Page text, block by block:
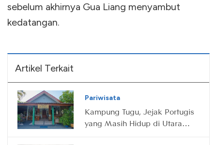
sebelum akhirnya Gua Liang menyambut
kedatangan.
Artikel Terkait
Pariwisata
Kampung Tugu, Jejak Portugis
yang Masih Hidup di Utara